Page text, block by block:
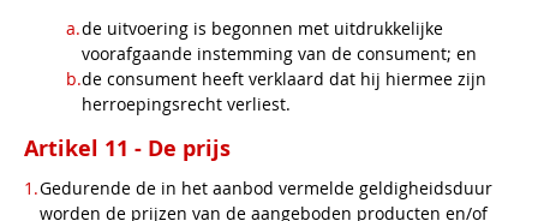
de uitvoering is begonnen met uitdrukkelijke
voorafgaande instemming van de consument; en
de consument heeft verklaard dat hij hiermee zijn
herroepingsrecht verliest.
Artikel 11 - De prijs
Gedurende de in het aanbod vermelde geldigheidsduur
worden de prijzen van de aangeboden producten en/of